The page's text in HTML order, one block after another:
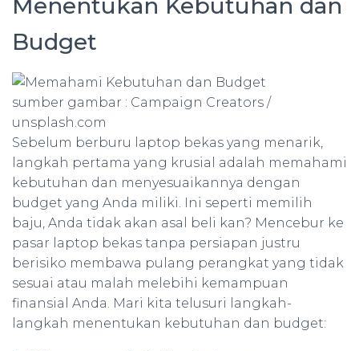
Menentukan Kebutuhan dan
Budget
sumber gambar : Campaign Creators /
unsplash.com
Sebelum berburu laptop bekas yang menarik,
langkah pertama yang krusial adalah memahami
kebutuhan dan menyesuaikannya dengan
budget yang Anda miliki. Ini seperti memilih
baju, Anda tidak akan asal beli kan? Mencebur ke
pasar laptop bekas tanpa persiapan justru
berisiko membawa pulang perangkat yang tidak
sesuai atau malah melebihi kemampuan
finansial Anda. Mari kita telusuri langkah-
langkah menentukan kebutuhan dan budget: